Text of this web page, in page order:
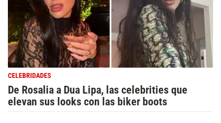
CELEBRIDADES
De Rosalia a Dua Lipa, las celebrities que
elevan sus looks con las biker boots